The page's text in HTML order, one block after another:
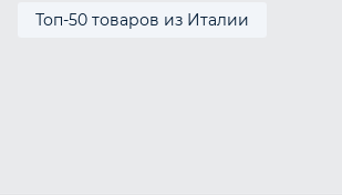
Топ-50 товаров из Италии